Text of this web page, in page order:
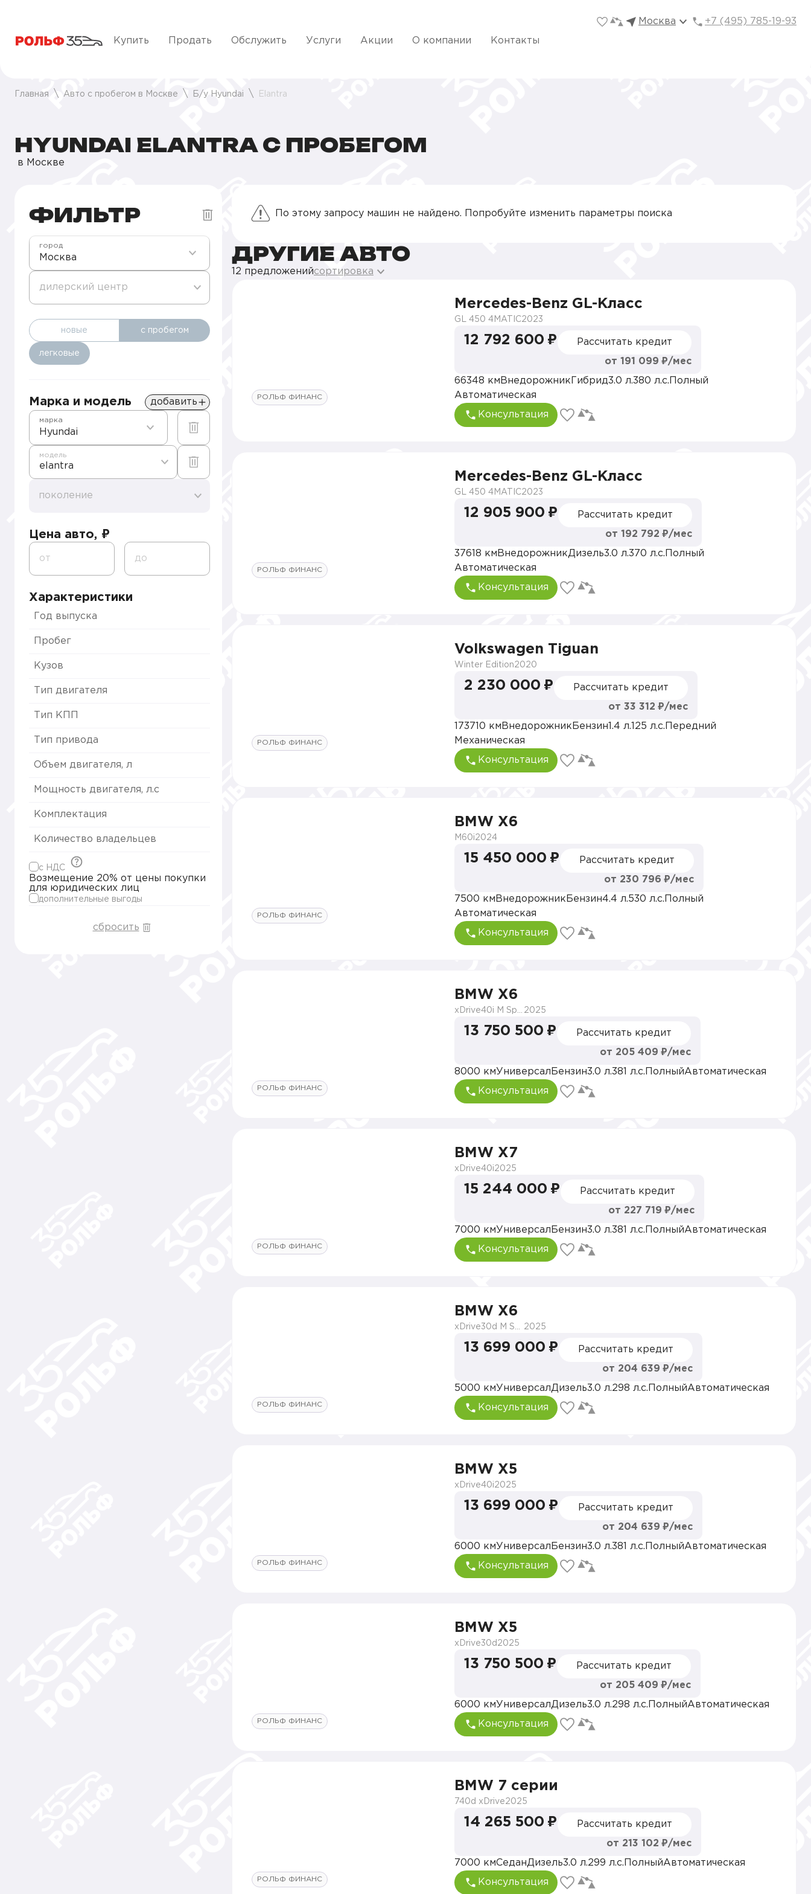
Москва +7 (495) 785-19-93
Купить Продать Обслужить Услуги Акции О компании Контакты
Главная Авто с пробегом в Москве Б/у Hyundai Elantra
HYUNDAI ELANTRA С ПРОБЕГОМ
в Москве
ФИЛЬТР
Москва
город
дилерский центр
новые с пробегом
легковые
Марка и модель добавить
Hyundai
марка
elantra
модель
поколение
Цена авто, ₽
от до
Характеристики
Год выпуска
Пробег
Кузов
Тип двигателя
Тип КПП
Тип привода
Объем двигателя, л
Мощность двигателя, л.с
Комплектация
Количество владельцев
c НДС
Возмещение 20% от цены покупки
для юридических лиц
дополнительные выгоды
сбросить
По этому запросу машин не найдено. Попробуйте изменить параметры поиска
ДРУГИЕ АВТО
12 предложенийсортировка
РОЛЬФ ФИНАНС
Mercedes-Benz GL-Класс
GL 450 4MATIC2023
12 792 600 ₽ Рассчитать кредит
от 191 099 ₽/мес
66348 км Внедорожник Гибрид3.0 л.380 л.с. Полный
Автоматическая
Консультация
РОЛЬФ ФИНАНС
Mercedes-Benz GL-Класс
GL 450 4MATIC2023
12 905 900 ₽ Рассчитать кредит
от 192 792 ₽/мес
37618 км ВнедорожникДизель3.0 л.370 л.с. Полный
Автоматическая
Консультация
РОЛЬФ ФИНАНС
Volkswagen Tiguan
Winter Edition2020
2 230 000 ₽ Рассчитать кредит
от 33 312 ₽/мес
173710 км Внедорожник Бензин 1.4 л. 125 л.с. Передний
Механическая
Консультация
РОЛЬФ ФИНАНС
BMW X6
M60i2024
15 450 000 ₽ Рассчитать кредит
от 230 796 ₽/мес
7500 км Внедорожник Бензин4.4 л.530 л.с. Полный
Автоматическая
Консультация
РОЛЬФ ФИНАНС
BMW X6
2025
13 750 500 ₽ Рассчитать кредит
от 205 409 ₽/мес
8000 кмУниверсал Бензин3.0 л.381 л.с. ПолныйАвтоматическая
Консультация
РОЛЬФ ФИНАНС
BMW X7
xDrive40i2025
15 244 000 ₽ Рассчитать кредит
от 227 719 ₽/мес
7000 кмУниверсал Бензин3.0 л.381 л.с. ПолныйАвтоматическая
Консультация
РОЛЬФ ФИНАНС
BMW X6
2025
13 699 000 ₽ Рассчитать кредит
от 204 639 ₽/мес
5000 кмУниверсалДизель3.0 л.298 л.с. ПолныйАвтоматическая
Консультация
РОЛЬФ ФИНАНС
BMW X5
xDrive40i2025
13 699 000 ₽ Рассчитать кредит
от 204 639 ₽/мес
6000 кмУниверсал Бензин3.0 л.381 л.с. ПолныйАвтоматическая
Консультация
РОЛЬФ ФИНАНС
BMW X5
xDrive30d 2025
13 750 500 ₽ Рассчитать кредит
от 205 409 ₽/мес
6000 кмУниверсалДизель3.0 л.298 л.с. ПолныйАвтоматическая
Консультация
РОЛЬФ ФИНАНС
BMW 7 серии
740d xDrive2025
14 265 500 ₽ Рассчитать кредит
от 213 102 ₽/мес
7000 кмСеданДизель3.0 л.299 л.с. ПолныйАвтоматическая
Консультация